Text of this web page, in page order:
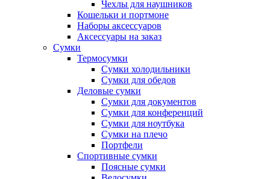
Чехлы для наушников
Кошельки и портмоне
Наборы аксессуаров
Аксессуары на заказ
Сумки
Термосумки
Сумки холодильники
Сумки для обедов
Деловые сумки
Сумки для документов
Сумки для конференций
Сумки для ноутбука
Сумки на плечо
Портфели
Спортивные сумки
Поясные сумки